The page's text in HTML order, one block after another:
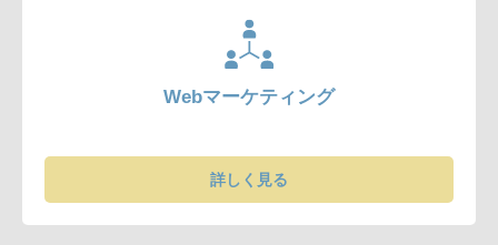
Webマーケティング
詳しく見る